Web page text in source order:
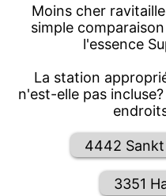
Moins cher
simple
l'essence
La station
n'est-elle pas
4442
3351